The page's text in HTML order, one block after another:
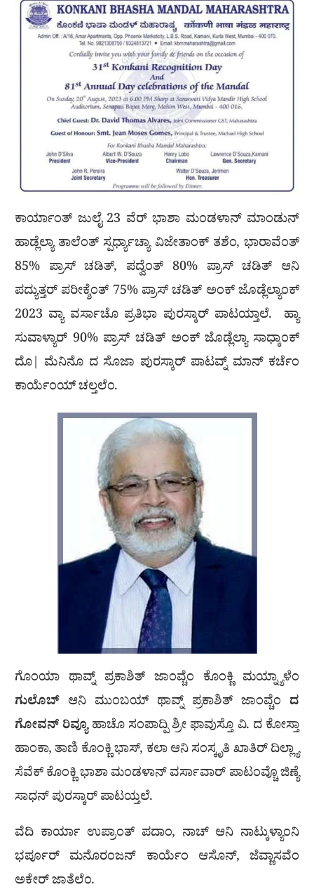
ಕಾರ್ಯಾಂತ್ ಜುಲೈ 23 ವೆರ್ ಭಾಶಾ ಮಂಡಳಾನ್ ಮಾಂಡುನ್
ಹಾಡ್ಲೆಲ್ಯಾ ತಾಲೆಂತ್ ಸ್ಪರ್ಧ್ಯಾಚ್ಯಾ ವಿಜೇತಾಂಕ್ ತಶೆಂ, ಭಾರಾವೆಂತ್
85% ಪ್ರಾಸ್ ಚಡಿತ್, ಪದ್ವೆಂತ್ 80% ಪ್ರಾಸ್ ಚಡಿತ್ ಆನಿ
ಪದ್ಯುತ್ತರ್ ಪರೀಕ್ಶೆಂತ್ 75% ಪ್ರಾಸ್ ಚಡಿತ್ ಅಂಕ್ ಜೊಡ್ಲೆಲ್ಯಾಂಕ್
2023 ವ್ಯಾ ವರ್ಸಾಚೊ ಪ್ರತಿಭಾ ಪುರಸ್ಕಾರ್ ಪಾಟಯ್ತಾಲೆ. ಹ್ಯಾ
ಸುವಾಳ್ಯಾರ್ 90% ಪ್ರಾಸ್ ಚಡಿತ್ ಅಂಕ್ ಜೊಡ್ಲೆಲ್ಯಾ ಸಾಧ್ಕಾಂಕ್
ದೊ| ಮೆನಿನೊ ದ ಸೊಜಾ ಪುರಸ್ಕಾರ್ ಪಾಟವ್ನ್ ಮಾನ್ ಕರ್ಚೆಂ
ಕಾರ್ಯೆಂಯ್ ಚಲ್ತಲೆಂ.
ಗೊಂಯಾ ಥಾವ್ನ್ ಪ್ರಕಾಶಿತ್ ಜಾಂವ್ಚೆಂ ಕೊಂಕ್ಣಿ ಮಯ್ನ್ಯಾಳೆಂ
ಗುಲೊಬ್ ಆನಿ ಮುಂಬಯ್ ಥಾವ್ನ್ ಪ್ರಕಾಶಿತ್ ಜಾಂವ್ಚೆಂ ದ
ಗೋವನ್ ರಿವ್ಯೂಹಾಚೊ ಸಂಪಾದ್ಪಿ ಶ್ರೀ ಫಾವುಸ್ತೊ ವಿ. ದ ಕೋಸ್ತಾ
ಹಾಂಕಾ, ತಾಣಿ ಕೊಂಕ್ಣಿ ಭಾಸ್, ಕಲಾ ಆನಿ ಸಂಸ್ಕೃತಿ ಖಾತಿರ್ ದಿಲ್ಲ್ಯಾ
ಸೆವೆಕ್ ಕೊಂಕ್ಣಿ ಭಾಶಾ ಮಂಡಳಾನ್ ವರ್ಸಾವಾರ್ ಪಾಟಂವ್ಚೊ ಜಿಣ್ಯೆ
ಸಾಧನ್ ಪುರಸ್ಕಾರ್ ಪಾಟಯ್ತಲೆ.
ವೆದಿ ಕಾರ್ಯಾ ಉಪ್ರಾಂತ್ ಪದಾಂ, ನಾಚ್ ಆನಿ ನಾಟ್ಕುಳ್ಯಾಂನಿ
ಭರ್ಪೂರ್ ಮನೊರಂಜನ್ ಕಾರ್ಯೆಂ ಆಸೊನ್, ಜೆವ್ಣಾಸವೆಂ
ಅಕೇರ್ ಜಾತೆಲೆಂ.